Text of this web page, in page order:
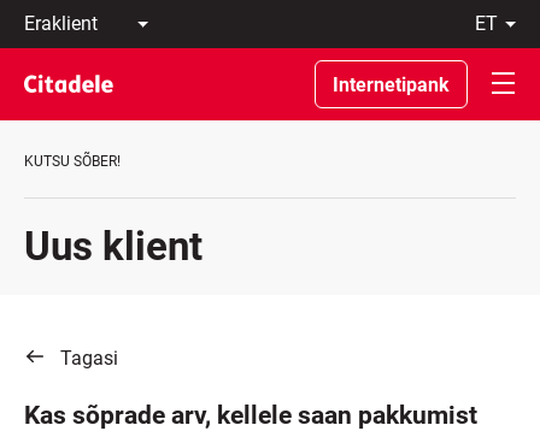
Eraklient
Äriklient
Pangast
C
REWARDS
et
Eesti
По-
русски
In
Internetipank
KUTSU SÕBER!
Uus klient
Tagasi
Kas sõprade arv, kellele saan pakkumist